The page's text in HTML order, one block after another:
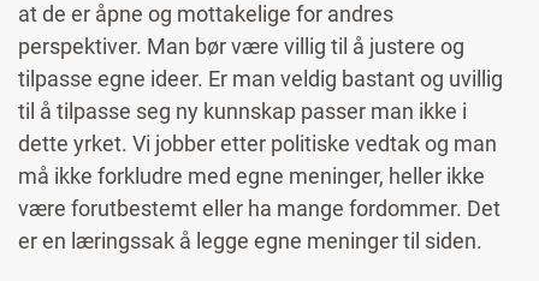
at de er åpne og mottakelige for andres
perspektiver. Man bør være villig til å justere og
tilpasse egne ideer. Er man veldig bastant og uvillig
til å tilpasse seg ny kunnskap passer man ikke i
dette yrket. Vi jobber etter politiske vedtak og man
må ikke forkludre med egne meninger, heller ikke
være forutbestemt eller ha mange fordommer. Det
er en læringssak å legge egne meninger til siden.